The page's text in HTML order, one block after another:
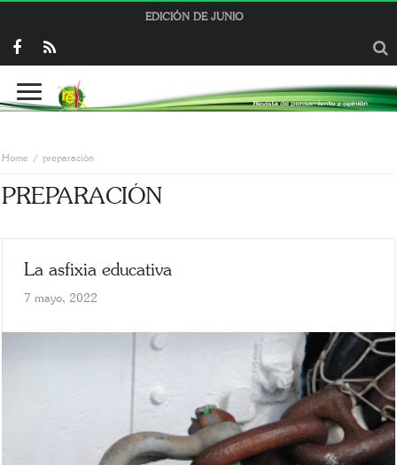
EDICIÓN DE JUNIO
Home preparación
PREPARACIÓN
La asfixia educativa
7 mayo, 2022